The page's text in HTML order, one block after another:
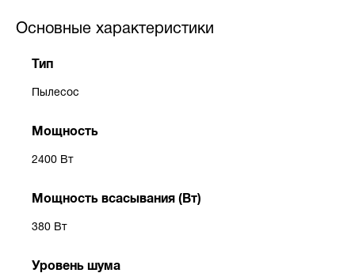
Основные характеристики
Тип
Пылесос
Мощность
2400 Вт
Мощность всасывания (Вт)
380 Вт
Уровень шума